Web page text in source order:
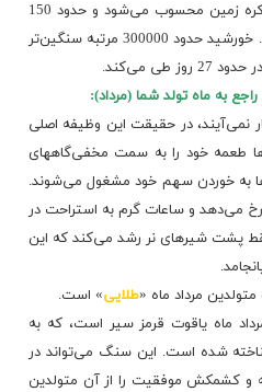
خورشید منبع‌ انرژی‌ و حیات‌ روی‌ کره‌ زمین‌ محسوب‌ می‌شود و حدود 150
میلیون‌کیلومتر دورتر از ما قرار دارد. خورشید حدود 300000 مرتبه‌ سنگین‌تر
طی‌ می‌کند.
به‌ ماه‌ تولد شما (مرداد):
نمی‌آیند، در حقیقت‌ این‌ وظیفه‌ اصلی‌
طعمه‌ خود را به‌ سمت‌ مخفی‌گاههای‌
به‌ خوردن‌ سهم‌ خود مشغول‌ می‌شوند.
می‌دهد و ساعات‌ گرم‌ به‌ استراحت‌ در
پشت‌ شیرهای‌ نر رشد می‌کند که‌ این‌
مرداد ماه‌ «طلایی‌» است‌.
ماه‌ یاقوت‌ قرمز سیر است‌، که‌ به‌
شده‌ است‌. این‌ سنگ‌ می‌تواند در
و کشمکش‌ موفقیت‌ را از آن‌ متولدین‌